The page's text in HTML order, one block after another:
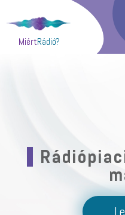
MiértRádió?